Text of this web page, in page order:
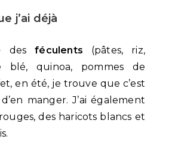
j’ai déjà
desféculents (pâtes, riz,
blé, quinoa, pommes de
en été, je trouve que c’est
manger. J’ai également
des haricots blancs et